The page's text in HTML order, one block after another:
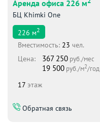
Аренда офиса 226 м
БЦ Khimki One
226 м2
Вместимоcть: 23 чел.
Цена:
367 250 руб./мес
19 500 руб./м2/год
17 этаж
Обратная связь